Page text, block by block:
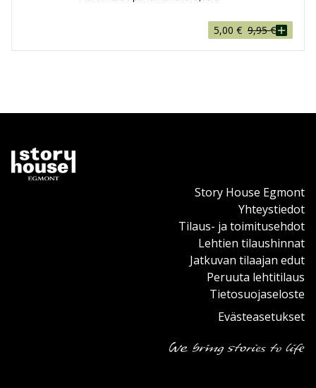
9,95€
Alkuperäinen
hinta
oli:
5,00 €
Nykyinen
hinta
on:
Story House Egmont
Yhteystiedot
Tilaus- ja toimitusehdot
Lehtien tilaushinnat
Jatkuvan tilaajan edut
Peruuta lehtitilaus
Tietosuojaseloste
Evästeasetukset